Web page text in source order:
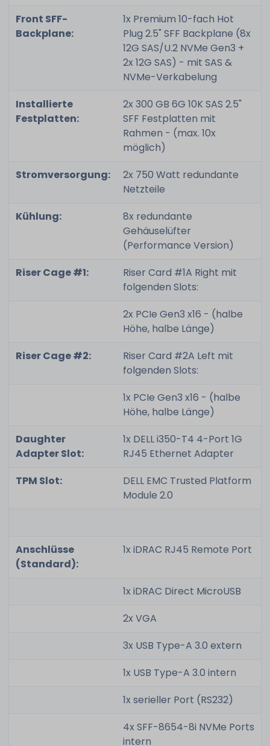
Front SFF-
Backplane:
1x Premium 10-fach Hot
Plug 2.5" SFF Backplane (8x
12G SAS/U.2 NVMe Gen3 +
2x 12G SAS) - mit SAS &
NVMe-Verkabelung
Installierte
Festplatten:
2x 300 GB 6G 10K SAS 2.5"
SFF Festplatten mit
Rahmen - (max. 10x
möglich)
Stromversorgung:
2x 750 Watt redundante
Netzteile
Kühlung:
8x redundante
Gehäuselüfter
(Performance Version)
Riser Cage #1:
Riser Card #1A Right mit
folgenden Slots:
2x PCIe Gen3 x16 - (halbe
Höhe, halbe Länge)
Riser Cage #2:
Riser Card #2A Left mit
folgenden Slots:
1x PCIe Gen3 x16 - (halbe
Höhe, halbe Länge)
Daughter
Adapter Slot:
1x DELL i350-T4 4-Port 1G
RJ45 Ethernet Adapter
TPM Slot:
DELL EMC Trusted Platform
Module 2.0
Anschlüsse
(Standard):
1x iDRAC RJ45 Remote Port
1x iDRAC Direct MicroUSB
2x VGA
3x USB Type-A 3.0 extern
1x USB Type-A 3.0 intern
1x serieller Port (RS232)
4x SFF-8654-8i NVMe Ports
intern